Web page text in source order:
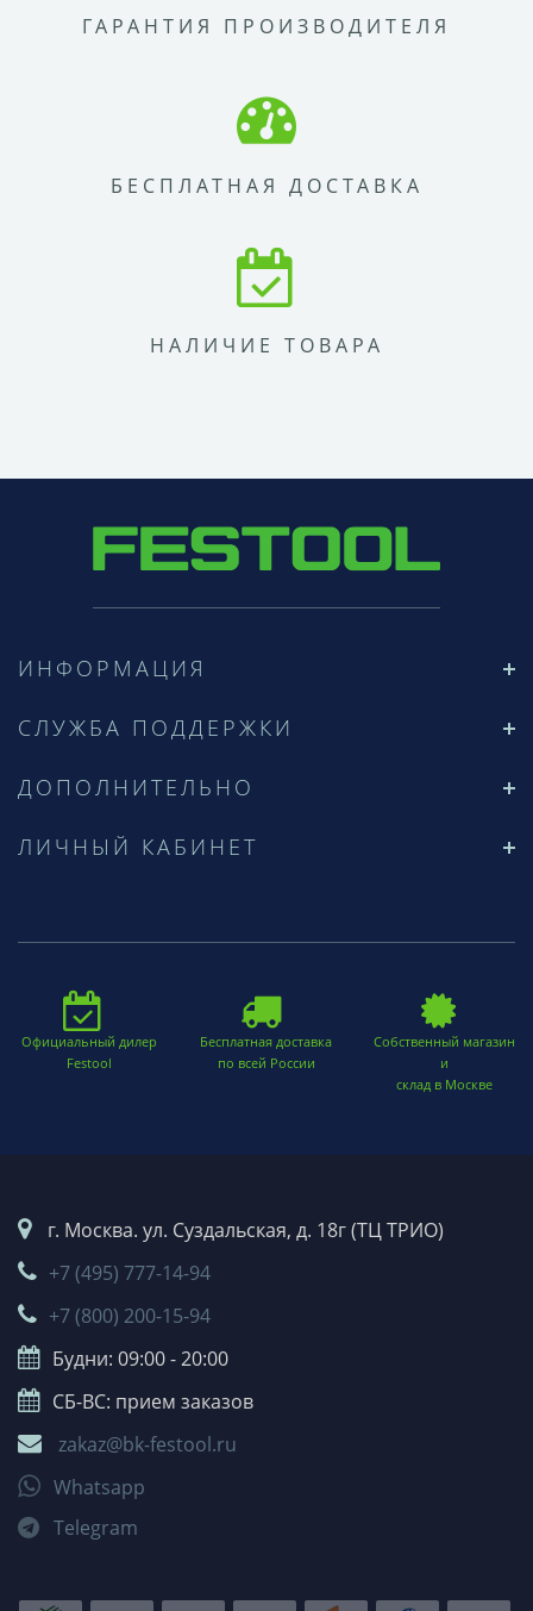
ГАРАНТИЯ ПРОИЗВОДИТЕЛЯ
БЕСПЛАТНАЯ ДОСТАВКА
НАЛИЧИЕ ТОВАРА
ИНФОРМАЦИЯ
СЛУЖБА ПОДДЕРЖКИ
ДОПОЛНИТЕЛЬНО
ЛИЧНЫЙ КАБИНЕТ
Официальный дилер
Festool
Бесплатная доставка
по всей России
Собственный магазин
и
склад в Москве
г. Москва. ул. Суздальская, д. 18г (ТЦ ТРИО)
+7 (495) 777-14-94
+7 (800) 200-15-94
Будни: 09:00 - 20:00
СБ-ВС: прием заказов
zakaz@bk-festool.ru
Whatsapp
Telegram